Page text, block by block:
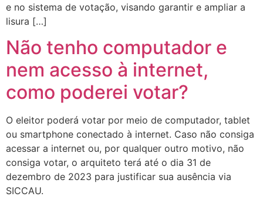
e no sistema de votação, visando garantir e ampliar a
lisura […]
Não tenho computador e
nem acesso à internet,
como poderei votar?
O eleitor poderá votar por meio de computador, tablet
ou smartphone conectado à internet. Caso não consiga
acessar a internet ou, por qualquer outro motivo, não
consiga votar, o arquiteto terá até o dia 31 de
dezembro de 2023 para justificar sua ausência via
SICCAU.